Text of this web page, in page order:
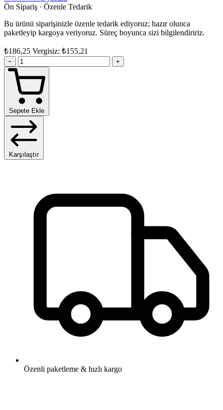
Ön Sipariş · Özenle Tedarik
Bu ürünü siparişinizle özenle tedarik ediyoruz; hazır olunca
paketleyip kargoya veriyoruz. Süreç boyunca sizi bilgilendiririz.
₺186,25 Vergisiz: ₺155,21
− +
Sepete Ekle
Karşılaştır
Özenli paketleme & hızlı kargo